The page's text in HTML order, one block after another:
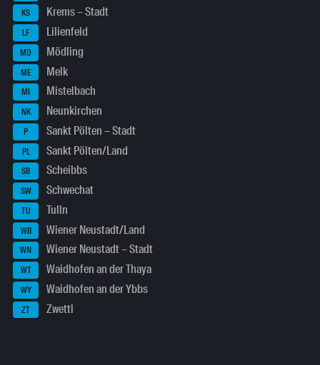
KS Krems – Stadt
LF Lilienfeld
MD Mödling
ME Melk
MI Mistelbach
NK Neunkirchen
P Sankt Pölten – Stadt
PL Sankt Pölten/Land
SB Scheibbs
SW Schwechat
TU Tulln
WB Wiener Neustadt/Land
WN Wiener Neustadt – Stadt
WT Waidhofen an der Thaya
WY Waidhofen an der Ybbs
ZT Zwettl